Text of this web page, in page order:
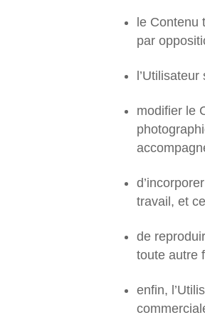
le Contenu
par
l’Utilisateur
modifier le
travail, et
de
toute autre
enfin,